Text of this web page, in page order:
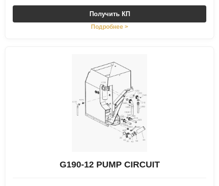
Получить КП
Подробнее >
G190-12 PUMP CIRCUIT